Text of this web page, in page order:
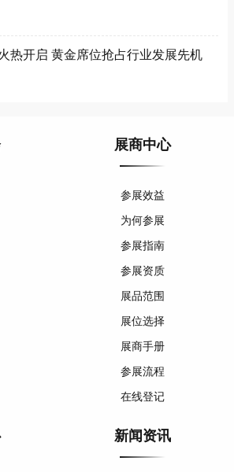
热开启 黄金席位抢占行业发展先机
展商中心
参展效益
为何参展
参展指南
参展资质
展品范围
展位选择
展商手册
参展流程
在线登记
新闻资讯